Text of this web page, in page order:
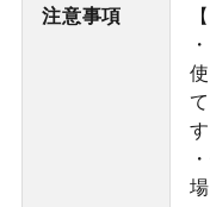
注意事項
す